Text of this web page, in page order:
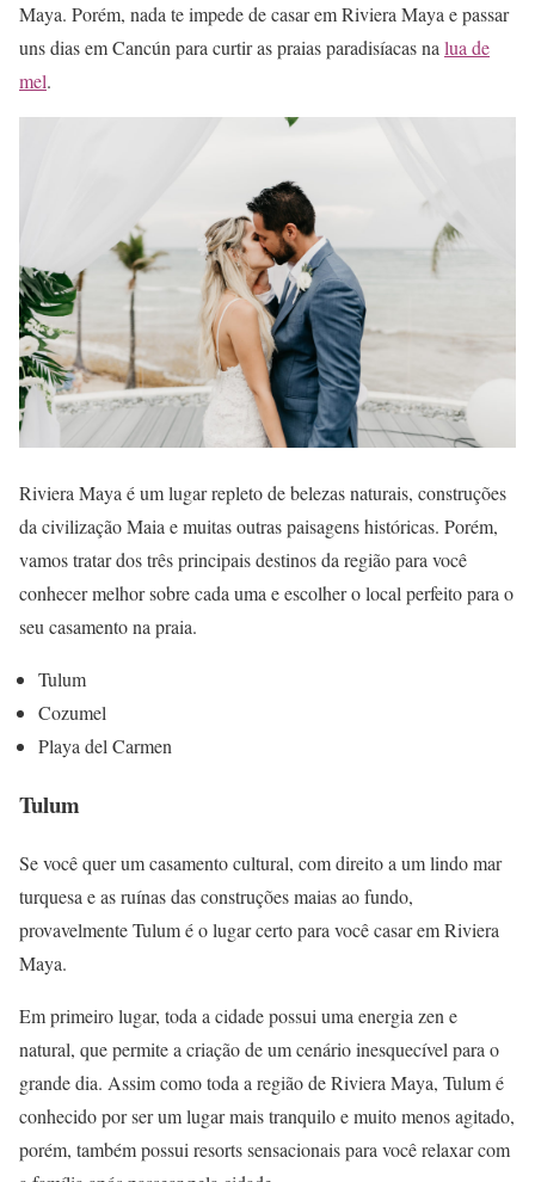
Maya. Porém, nada te impede de casar em Riviera Maya e passar
uns dias em Cancún para curtir as praias paradisíacas na lua de
mel.
Riviera Maya é um lugar repleto de belezas naturais, construções
da civilização Maia e muitas outras paisagens históricas. Porém,
vamos tratar dos três principais destinos da região para você
conhecer melhor sobre cada uma e escolher o local perfeito para o
seu casamento na praia.
Tulum
Cozumel
Playa del Carmen
Tulum
Se você quer um casamento cultural, com direito a um lindo mar
turquesa e as ruínas das construções maias ao fundo,
provavelmente Tulum é o lugar certo para você casar em Riviera
Maya.
Em primeiro lugar, toda a cidade possui uma energia zen e
natural, que permite a criação de um cenário inesquecível para o
grande dia. Assim como toda a região de Riviera Maya, Tulum é
conhecido por ser um lugar mais tranquilo e muito menos agitado,
porém, também possui resorts sensacionais para você relaxar com